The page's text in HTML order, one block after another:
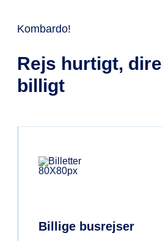
Kombardo!
Rejs hurtigt,
billigt
Billige busrejser